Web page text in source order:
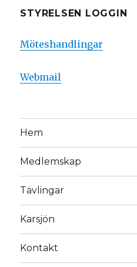
STYRELSEN LOGGIN
Möteshandlingar
Webmail
Hem
Medlemskap
Tävlingar
Karsjön
Kontakt